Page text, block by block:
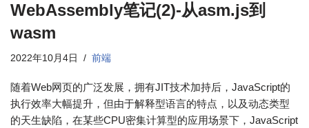
WebAssembly笔记(2)-从asm.js到
wasm
2022年10月4日 前端
随着Web网页的广泛发展，拥有JIT技术加持后，JavaScript的
执行效率大幅提升，但由于解释型语言的特点，以及动态类型
的天生缺陷，在某些CPU密集计算型的应用场景下，JavaScript